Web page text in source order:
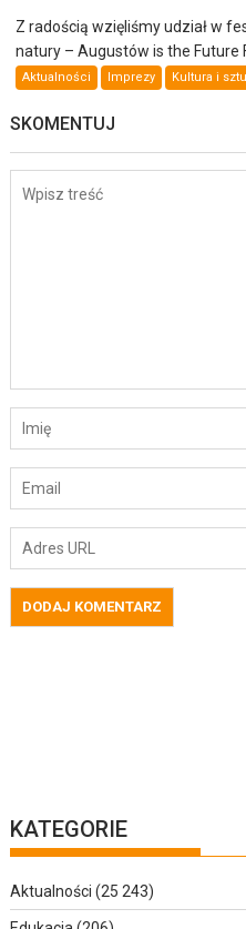
Z radością wzięliśmy udział w
natury – Augustów is the Future
Aktualności Imprezy Kultura i
SKOMENTUJ
KATEGORIE
Aktualności (25 243)